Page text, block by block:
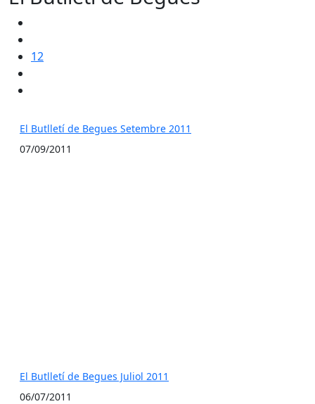
12
El Butlletí de Begues Setembre 2011
07/09/2011
El Butlletí de Begues Juliol 2011
06/07/2011